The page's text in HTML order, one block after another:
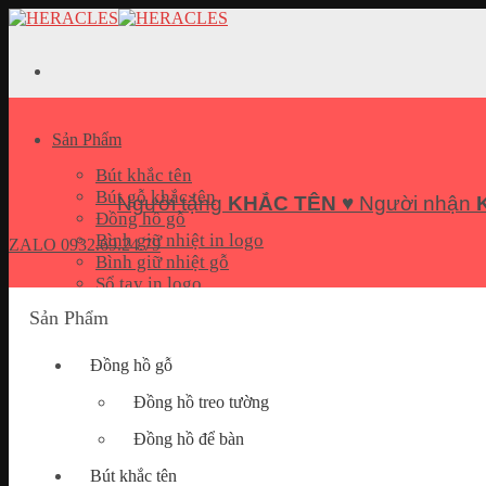
Skip
Sản Phẩm
Bút khắc tên
Bút gỗ khắc tên
Đồng hồ gỗ
Bình giữ nhiệt in logo
Bình giữ nhiệt gỗ
Sổ tay in logo
Pin sạc dự phòng in logo
Móc khoá khắc tên
Hộp đựng name card
Quà tặng doanh nghiệp
Bài Viết
Người tặng KHẮC TÊN ♥ Người nhận
ZALO 0932.69.24.79
Sản Phẩm
Đồng hồ gỗ
Đồng hồ treo tường
Đồng hồ để bàn
Bút khắc tên